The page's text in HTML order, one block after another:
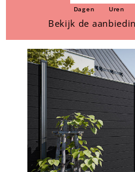
Dagen Uren
Bekijk de